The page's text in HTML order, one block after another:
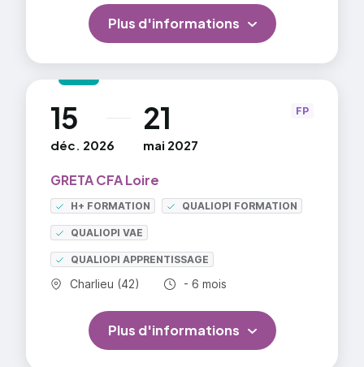
Plus d'informations
15
déc. 2026
au 21
mai 2027
GRETA CFA Loire
H+ FORMATION QUALIOPI FORMATION
QUALIOPI VAE
QUALIOPI APPRENTISSAGE
Commune :
Charlieu (42) Durée totale :
- 6 mois
FP
Plus d'informations